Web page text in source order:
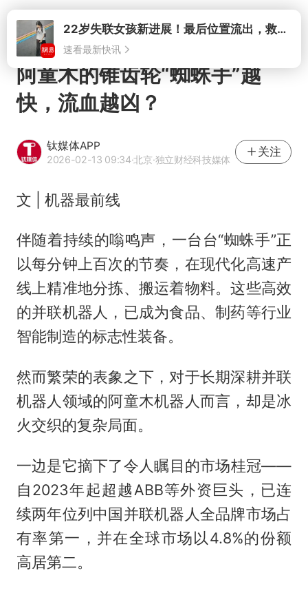
打开22岁失联女孩新进展！最后位置流出，救援队再曝两大噩耗母亲崩溃
速看最新快讯
阿童木的锥齿轮“蜘蛛手”越
快，流血越凶？
钛媒体APP
2026-02-13 09:34·北京·独立财经科技媒体
关注
文 | 机器最前线
伴随着持续的嗡鸣声，一台台“蜘蛛手”正
以每分钟上百次的节奏，在现代化高速产
线上精准地分拣、搬运着物料。这些高效
的并联机器人，已成为食品、制药等行业
智能制造的标志性装备。
然而繁荣的表象之下，对于长期深耕并联
机器人领域的阿童木机器人而言，却是冰
火交织的复杂局面。
一边是它摘下了令人瞩目的市场桂冠——
自2023年起超越ABB等外资巨头，已连
续两年位列中国并联机器人全品牌市场占
有率第一，并在全球市场以4.8%的份额
高居第二。